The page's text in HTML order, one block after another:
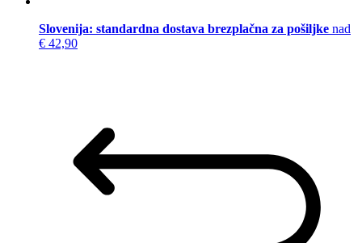
Slovenija: standardna dostava brezplačna za pošiljke nad
€ 42,90